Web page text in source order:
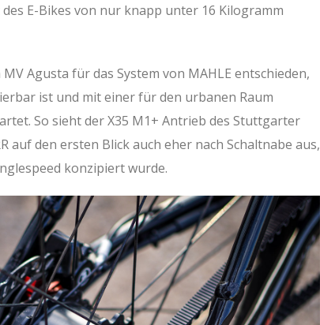
E-Bikes von nur knapp unter 16 Kilogramm
Agusta für das System von MAHLE entschieden,
ist und mit einer für den urbanen Raum
So sieht der X35 M1+ Antrieb des Stuttgarter
auf den ersten Blick auch eher nach Schaltnabe aus,
konzipiert wurde.